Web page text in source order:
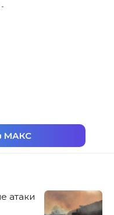
МАКС
атаки